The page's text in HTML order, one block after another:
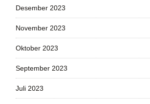
Desember 2023
November 2023
Oktober 2023
September 2023
Juli 2023